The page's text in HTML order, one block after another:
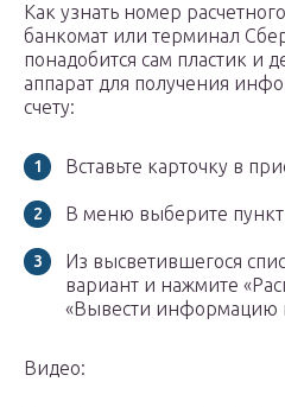
Как узнать номер
банкомат или терминал
понадобится сам пластик и
аппарат для получения
счету:
Вставьте карточку в
В меню выберите пункт
Из высветившегося
вариант и нажмите
«Вывести информацию
Видео: